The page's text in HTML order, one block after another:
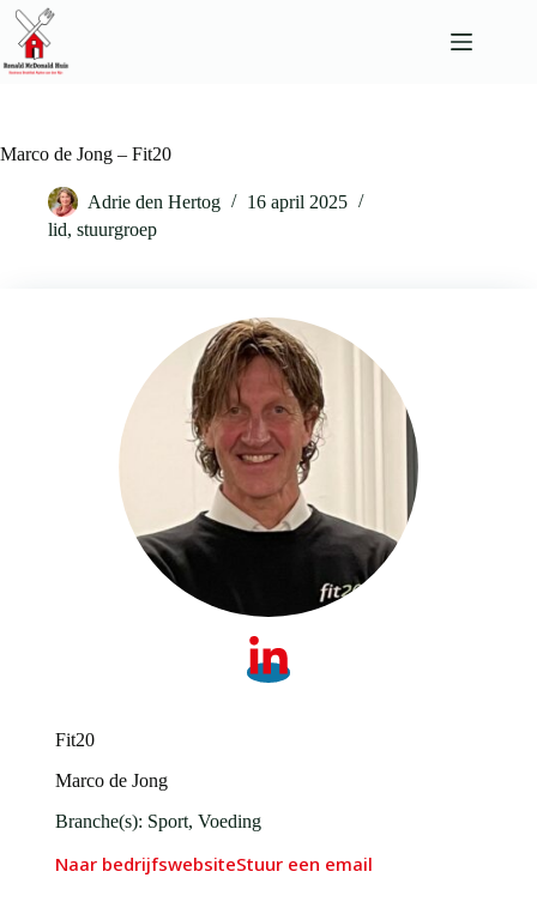
Ga
naar
inhoud
Marco de Jong – Fit20
Adrie den Hertog
16 april 2025
lid, stuurgroep
Fit20
Marco de Jong
Branche(s): Sport, Voeding
Naar bedrijfswebsiteStuur een email